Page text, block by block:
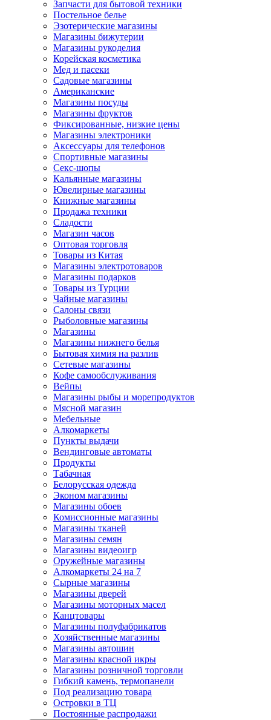
Запчасти для бытовой техники
Постельное белье
Эзотерические магазины
Магазины бижутерии
Магазины рукоделия
Корейская косметика
Мед и пасеки
Садовые магазины
Американские
Магазины посуды
Магазины фруктов
Фиксированные, низкие цены
Магазины электроники
Аксессуары для телефонов
Спортивные магазины
Секс-шопы
Кальянные магазины
Ювелирные магазины
Книжные магазины
Продажа техники
Сладости
Магазин часов
Оптовая торговля
Товары из Китая
Магазины электротоваров
Магазины подарков
Товары из Турции
Чайные магазины
Салоны связи
Рыболовные магазины
Магазины
Магазины нижнего белья
Бытовая химия на разлив
Сетевые магазины
Кофе самообслуживания
Вейпы
Магазины рыбы и морепродуктов
Мясной магазин
Мебельные
Алкомаркеты
Пункты выдачи
Вендинговые автоматы
Продукты
Табачная
Белорусская одежда
Эконом магазины
Магазины обоев
Комиссионные магазины
Магазины тканей
Магазины семян
Магазины видеоигр
Оружейные магазины
Алкомаркеты 24 на 7
Сырные магазины
Магазины дверей
Магазины моторных масел
Канцтовары
Магазины полуфабрикатов
Хозяйственные магазины
Магазины автошин
Магазины красной икры
Магазины розничной торговли
Гибкий камень, термопанели
Под реализацию товара
Островки в ТЦ
Постоянные распродажи